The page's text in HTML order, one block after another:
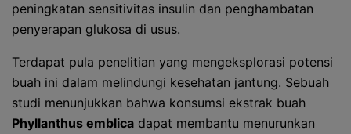
peningkatan sensitivitas insulin dan penghambatan
penyerapan glukosa di usus.
Terdapat pula penelitian yang mengeksplorasi potensi
buah ini dalam melindungi kesehatan jantung. Sebuah
studi menunjukkan bahwa konsumsi ekstrak buah
Phyllanthus emblica dapat membantu menurunkan